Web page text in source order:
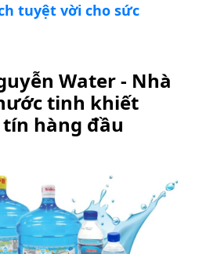
tuyệt vời cho sức
Water - Nhà
tinh khiết
hàng đầu